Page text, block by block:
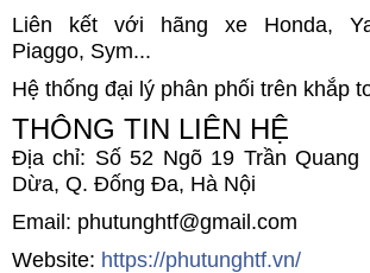
Liên kết với hãng xe Honda,
Piaggo, Sym...
Hệ thống đại lý phân phối trên khắp
THÔNG TIN LIÊN HỆ
Địa chỉ: Số 52 Ngõ 19 Trần Quang
Dừa, Q. Đống Đa, Hà Nội
Email: phutunghtf@gmail.com
Website: https://phutunghtf.vn/